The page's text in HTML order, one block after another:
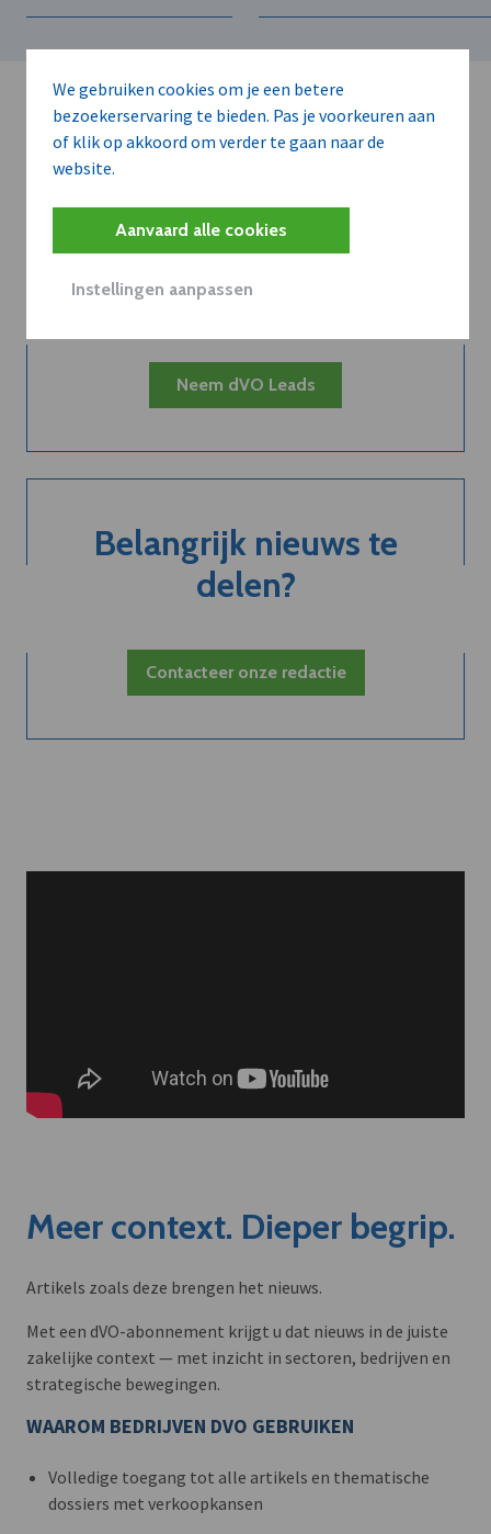
We gebruiken cookies om je een betere
bezoekerservaring te bieden. Pas je voorkeuren aan
of klik op akkoord om verder te gaan naar de
website.
Aanvaard alle cookies
Instellingen aanpassen
Kort de voordelen
van een
abonnement...
Neem dVO Leads
Belangrijk nieuws te
delen?
Contacteer onze redactie
Meer context. Dieper begrip.
Artikels zoals deze brengen het nieuws.
Met een dVO-abonnement krijgt u dat nieuws in de juiste
zakelijke context — met inzicht in sectoren, bedrijven en
strategische bewegingen.
WAAROM BEDRIJVEN DVO GEBRUIKEN
Volledige toegang tot alle artikels en thematische
dossiers met verkoopkansen